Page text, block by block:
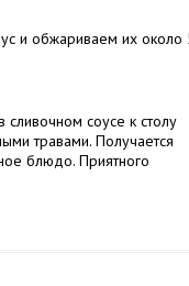
и обжариваем их около
соусе к столу
травами. Получается
блюдо. Приятного